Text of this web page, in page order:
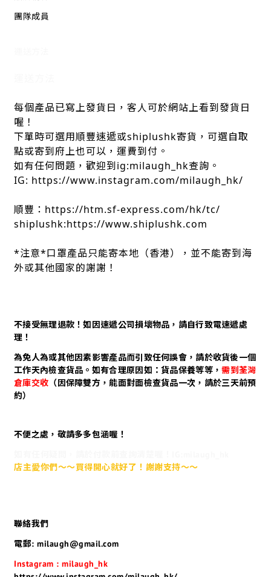
團隊成員
每個產品已寫上發貨日，客人可於網站上看到發貨日
喔！
下單時可選用順豐速遞或shiplushk寄貨，可選自取
點或寄到府上也可以，運費到付。
如有任何問題，歡迎到ig:milaugh_hk查詢。
IG: https://www.instagram.com/milaugh_hk/
順豐：https://htm.sf-express.com/hk/tc/
shiplushk:https://www.shiplushk.com
*注意*口罩產品只能寄本地（香港），並不能寄到海
外或其他國家的謝謝！
不接受無理退款！如因速遞公司損壞物品，請自行致電速遞處
理！
為免人為或其他因素影響產品而引致任何誤會，請於收貨後一個
工作天內檢查貨品。如有合理原因如：貨品保養等等，需到荃灣
倉庫交收 （因保障雙方，能面對面檢查貨品一次，請於三天前預
約）
不便之處，敬請多多包涵喔！
店主愛你們～～買得開心就好了！謝謝支持～～
聯絡我們
電郵: milaugh@gmail.com
Instagram : milaugh_hk